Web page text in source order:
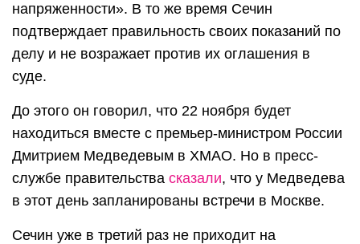
напряженности». В то же время Сечин
подтверждает правильность своих показаний по
делу и не возражает против их оглашения в
суде.
До этого он говорил, что 22 ноября будет
находиться вместе с премьер-министром России
Дмитрием Медведевым в ХМАО. Но в пресс-
службе правительства сказали, что у Медведева
в этот день запланированы встречи в Москве.
Сечин уже в третий раз не приходит на